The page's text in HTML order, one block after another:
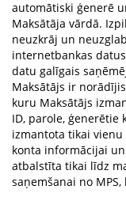
automātiski ģenerē
Maksātāja vārdā.
neuzkrāj un
internetbankas
datu galīgais
Maksātājs ir
kuru Maksātājs
ID, parole, ģenerētie
izmantota tikai
konta informācijai
atbalstīta tikai līdz
saņemšanai no